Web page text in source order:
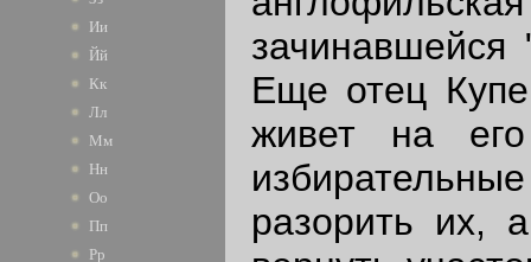
Ии
Йй
Кк
Лл
Мм
Нн
Оо
Пп
Рр
зачинавшейся
Еще отец
живет на
разорить их,